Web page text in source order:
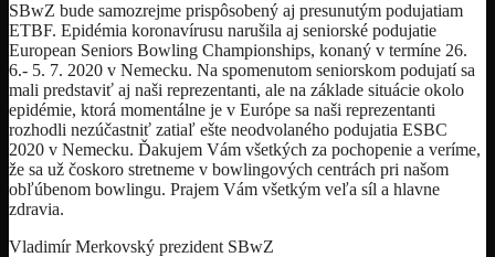
SBwZ bude samozrejme prispôsobený aj presunutým podujatiam
ETBF. Epidémia koronavírusu narušila aj seniorské podujatie
European Seniors Bowling Championships, konaný v termíne 26.
6.- 5. 7. 2020 v Nemecku. Na spomenutom seniorskom podujatí sa
mali predstaviť aj naši reprezentanti, ale na základe situácie okolo
epidémie, ktorá momentálne je v Európe sa naši reprezentanti
rozhodli nezúčastniť zatiaľ ešte neodvolaného podujatia ESBC
2020 v Nemecku. Ďakujem Vám všetkých za pochopenie a veríme,
že sa už čoskoro stretneme v bowlingových centrách pri našom
obľúbenom bowlingu. Prajem Vám všetkým veľa síl a hlavne
zdravia.
Vladimír Merkovský prezident SBwZ